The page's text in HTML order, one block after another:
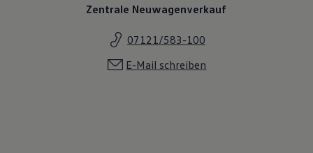
Zentrale Neuwagenverkauf
07121/583-100
E-Mail schreiben